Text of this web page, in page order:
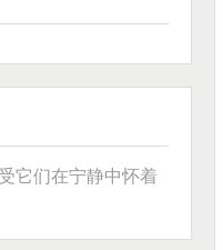
它们在宁静中怀着